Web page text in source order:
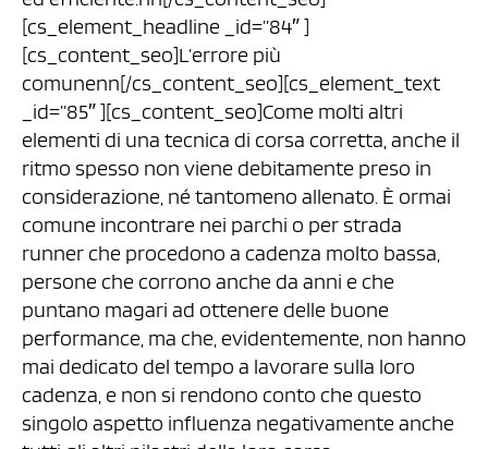
[cs_element_headline _id=”84″ ]
[cs_content_seo]L’errore più
comunenn[/cs_content_seo][cs_element_text
_id=”85″ ][cs_content_seo]Come molti altri
elementi di una tecnica di corsa corretta, anche il
ritmo spesso non viene debitamente preso in
considerazione, né tantomeno allenato. È ormai
comune incontrare nei parchi o per strada
runner che procedono a cadenza molto bassa,
persone che corrono anche da anni e che
puntano magari ad ottenere delle buone
performance, ma che, evidentemente, non hanno
mai dedicato del tempo a lavorare sulla loro
cadenza, e non si rendono conto che questo
singolo aspetto influenza negativamente anche